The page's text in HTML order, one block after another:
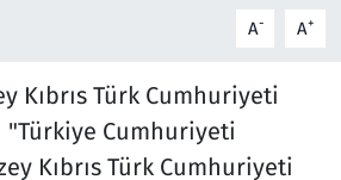
A- A+
Kıbrıs Türk Cumhuriyeti
"Türkiye Cumhuriyeti
Kıbrıs Türk Cumhuriyeti